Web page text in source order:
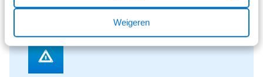
Weigeren
van het private leasecontract. Het leasebedrag is
gebaseerd op het wegenbelastingtarief van 2026.